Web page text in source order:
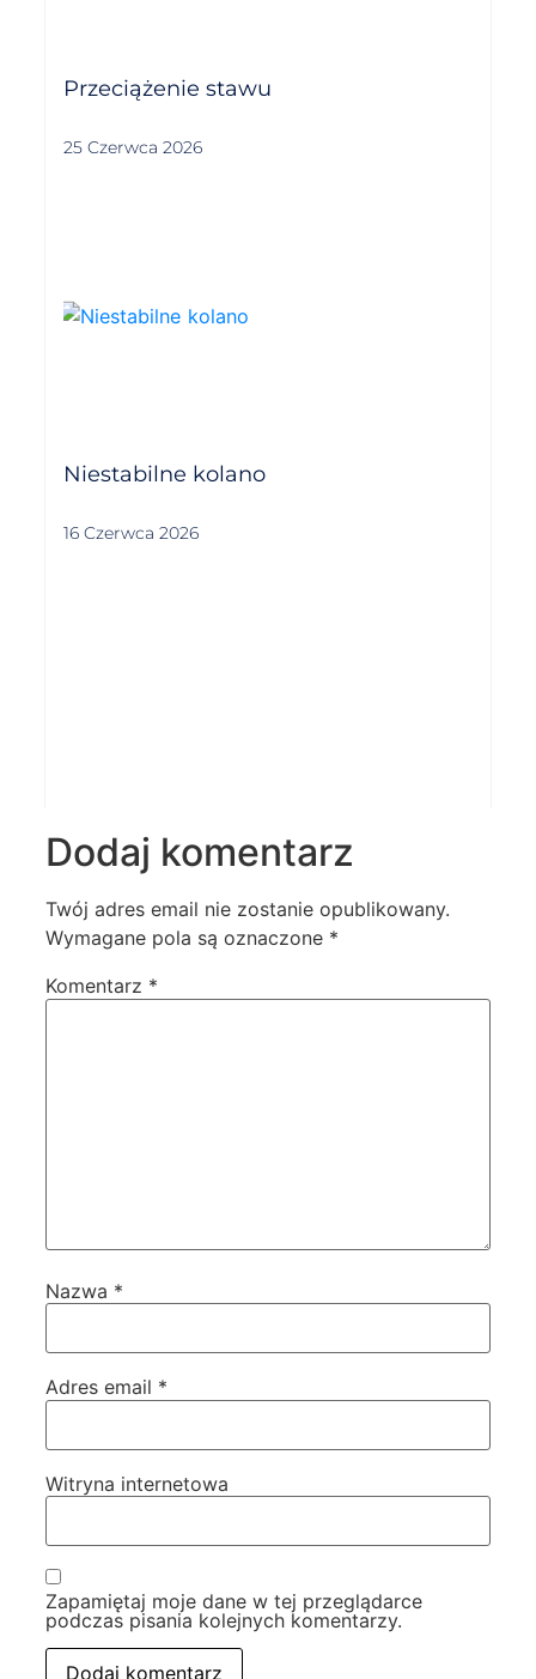
Przeciążenie stawu
25 Czerwca 2026
Niestabilne kolano
16 Czerwca 2026
Dodaj komentarz
Twój adres email nie zostanie opublikowany.
Wymagane pola są oznaczone *
Komentarz *
Nazwa *
Adres email *
Witryna internetowa
Zapamiętaj moje dane w tej przeglądarce
podczas pisania kolejnych komentarzy.